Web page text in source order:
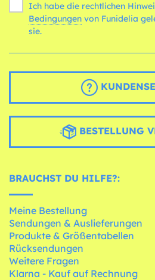
Ich habe die rechtlichen
Bedingungen
sie.
BESTELLUNG
BRAUCHST DU HILFE?:
Meine Bestellung
Sendungen & Auslieferungen
Produkte & Größentabellen
Rücksendungen
Weitere Fragen
Klarna - Kauf auf Rechnung